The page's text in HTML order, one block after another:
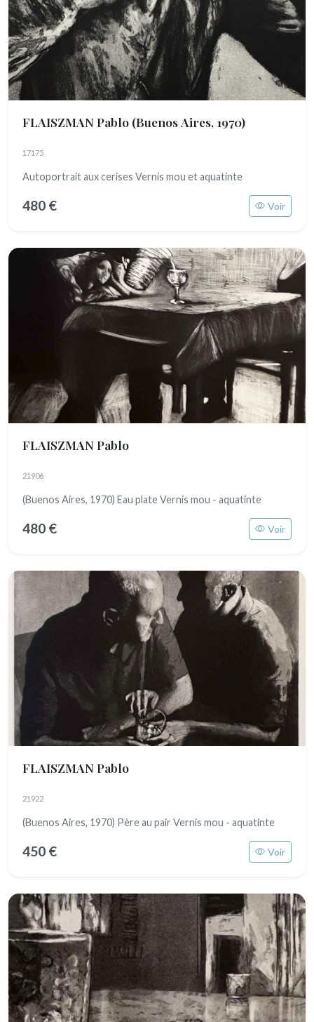
FLAISZMAN Pablo (Buenos Aires, 1970)
17175
Autoportrait aux cerises Vernis mou et aquatinte
480 € Voir
FLAISZMAN Pablo
21906
(Buenos Aires, 1970) Eau plate Vernis mou - aquatinte
480 € Voir
FLAISZMAN Pablo
21922
(Buenos Aires, 1970) Père au pair Vernis mou - aquatinte
450 € Voir